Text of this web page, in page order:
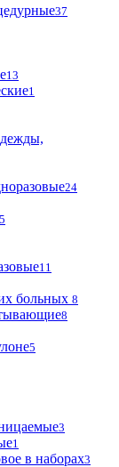
37
13
1
24
5
11
больных 8
8
5
3
1
в наборах3